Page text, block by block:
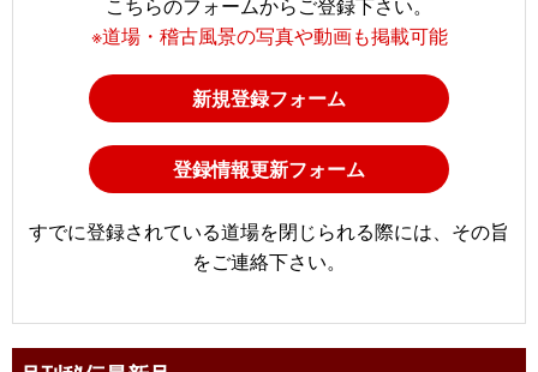
こちらのフォームからご登録下さい。
※道場・稽古風景の写真や動画も掲載可能
新規登録フォーム
登録情報更新フォーム
すでに登録されている道場を閉じられる際には、その旨
をご連絡下さい。